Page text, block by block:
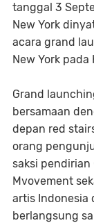
tanggal 3
New York
acara grand
New York
Grand
bersamaan
depan red
orang
saksi pendirian
Mvovement
artis Indonesia
berlangsung